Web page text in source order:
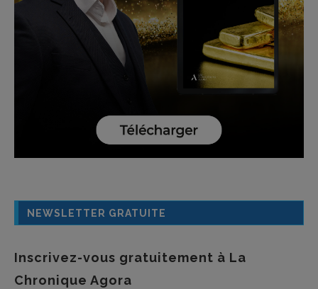
NEWSLETTER GRATUITE
Inscrivez-vous gratuitement à La
Chronique Agora